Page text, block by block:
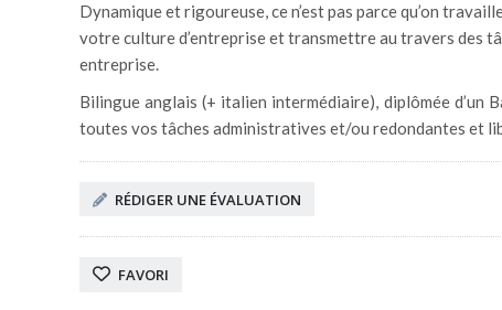
Dynamique et rigoureuse, ce n’est pas parce qu’on
votre culture d’entreprise et transmettre au travers des
entreprise.
Bilingue anglais (+ italien intermédiaire), diplômée d’un
toutes vos tâches administratives et/ou redondantes et
RÉDIGER UNE ÉVALUATION
FAVORI